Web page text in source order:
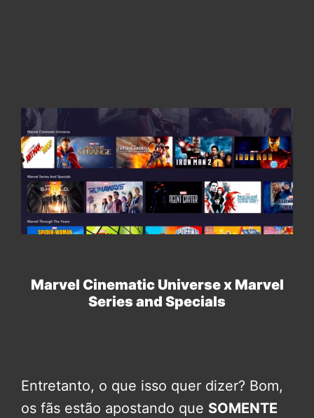
Marvel Cinematic Universe x Marvel
Series and Specials
Entretanto, o que isso quer dizer? Bom,
os fãs estão apostando que SOMENTE